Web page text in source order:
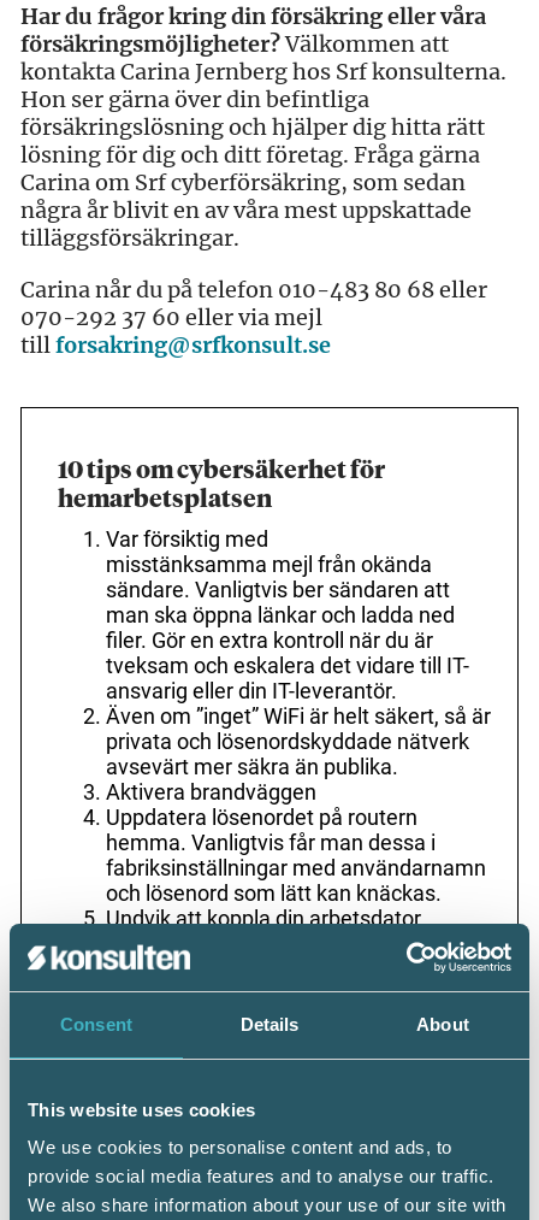
Consent Details About
This website uses cookies
We use cookies to personalise content and ads, to
provide social media features and to analyse our traffic.
We also share information about your use of our site with
Har du frågor kring din försäkring eller våra
försäkringsmöjligheter?Välkommen att
kontakta Carina Jernberg hos Srf konsulterna.
Hon ser gärna över din befintliga
försäkringslösning och hjälper dig hitta rätt
lösning för dig och ditt företag. Fråga gärna
Carina om Srf cyberförsäkring, som sedan
några år blivit en av våra mest uppskattade
tilläggsförsäkringar.
Carina når du på telefon 010-483 80 68 eller
070-292 37 60 eller via mejl
tillforsakring@srfkonsult.se
10 tips om cybersäkerhet för
hemarbetsplatsen
Var försiktig med
misstänksamma mejl från okända
sändare. Vanligtvis ber sändaren att
man ska öppna länkar och ladda ned
filer. Gör en extra kontroll när du är
tveksam och eskalera det vidare till IT-
ansvarig eller din IT-leverantör.
Även om ”inget” WiFi är helt säkert, så är
privata och lösenordskyddade nätverk
avsevärt mer säkra än publika.
Aktivera brandväggen
Uppdatera lösenordet på routern
hemma. Vanligtvis får man dessa i
fabriksinställningar med användarnamn
och lösenord som lätt kan knäckas.
Undvik att koppla din arbetsdator
till skrivaren där hemma. Detta öppnar
upp en sårbarhet och bör helst först
godkännas av IT-avdelningen.
Använd inte arbetsdatorn för privatbruk
Spara inte ned sekretessbelagda
filer lokalt på exempelvis skrivbordet.
Utan alla filer bör lagras i en säker miljö
hos företagets nätverk eller enligt de